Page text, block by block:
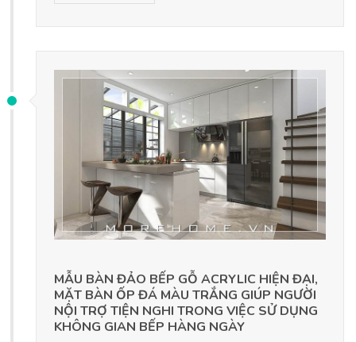
MẪU BÀN ĐẢO BẾP GỖ ACRYLIC HIỆN ĐẠI,
MẶT BÀN ỐP ĐÁ MÀU TRẮNG GIÚP NGƯỜI
NỘI TRỢ TIỆN NGHI TRONG VIỆC SỬ DỤNG
KHÔNG GIAN BẾP HÀNG NGÀY